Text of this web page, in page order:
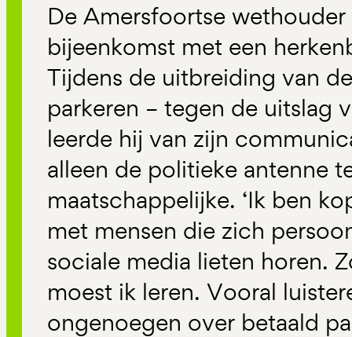
De Amersfoortse
bijeenkomst met een
Tijdens de uitbreiding van
parkeren – tegen de uitslag
leerde hij van zijn
alleen de politieke antenne
maatschappelijke. ‘Ik ben
met mensen die zich
sociale media lieten horen.
moest ik leren. Vooral
ongenoegen over betaald